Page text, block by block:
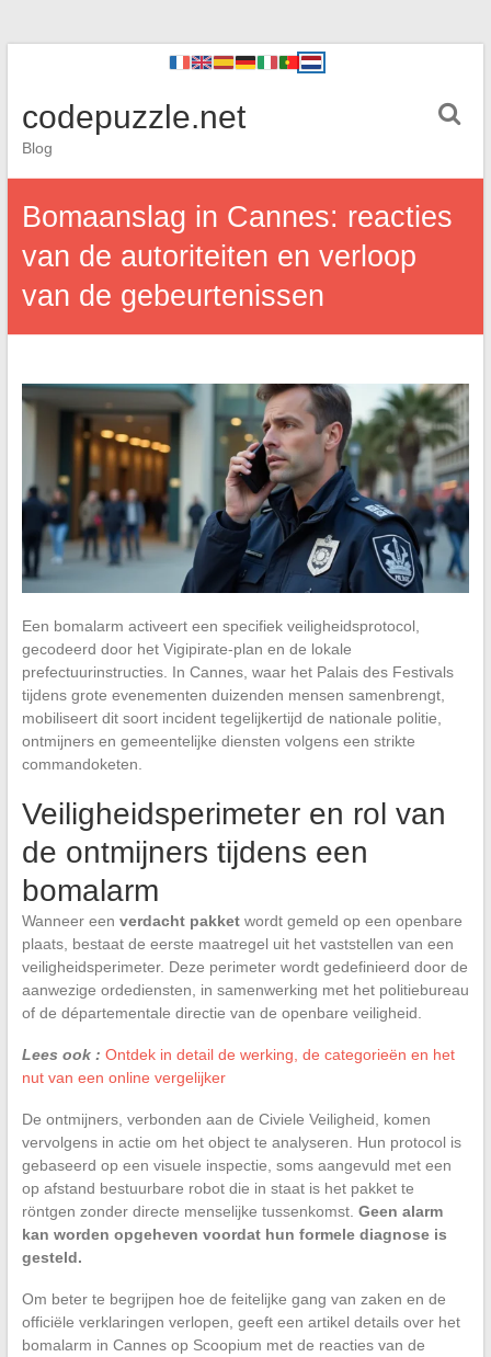
codepuzzle.net
Blog
Bomaanslag in Cannes: reacties
van de autoriteiten en verloop
van de gebeurtenissen
Een bomalarm activeert een specifiek veiligheidsprotocol,
gecodeerd door het Vigipirate-plan en de lokale
prefectuurinstructies. In Cannes, waar het Palais des Festivals
tijdens grote evenementen duizenden mensen samenbrengt,
mobiliseert dit soort incident tegelijkertijd de nationale politie,
ontmijners en gemeentelijke diensten volgens een strikte
commandoketen.
Veiligheidsperimeter en rol van
de ontmijners tijdens een
bomalarm
Wanneer een verdacht pakketwordt gemeld op een openbare
plaats, bestaat de eerste maatregel uit het vaststellen van een
veiligheidsperimeter. Deze perimeter wordt gedefinieerd door de
aanwezige ordediensten, in samenwerking met het politiebureau
of de départementale directie van de openbare veiligheid.
Lees ook : Ontdek in detail de werking, de categorieën en het
nut van een online vergelijker
De ontmijners, verbonden aan de Civiele Veiligheid, komen
vervolgens in actie om het object te analyseren. Hun protocol is
gebaseerd op een visuele inspectie, soms aangevuld met een
op afstand bestuurbare robot die in staat is het pakket te
röntgen zonder directe menselijke tussenkomst. Geen alarm
kan worden opgeheven voordat hun formele diagnose is
gesteld.
Om beter te begrijpen hoe de feitelijke gang van zaken en de
officiële verklaringen verlopen, geeft een artikel details over het
bomalarm in Cannes op Scoopium met de reacties van de